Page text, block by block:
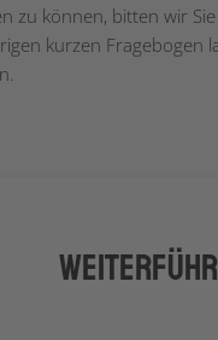
zu können, bitten wir
kurzen Fragebogen